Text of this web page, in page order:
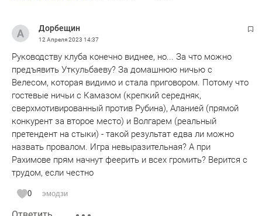
Дорбещин
12 Апреля 2023 14:37
Руководству клуба конечно виднее, но... За что можно
предъявить Уткульбаеву? За домашнюю ничью с
Велесом, которая видимо и стала приговором. Потому что
гостевые ничьи с Камазом (крепкий середняк,
сверхмотивированный против Рубина), Аланией (прямой
конкурент за второе место) и Волгарем (реальный
претендент на стыки) - такой результат едва ли можно
назвать провалом. Игра невыразительная? А при
Рахимове прям начнут феерить и всех громить? Верится с
трудом, если честно
0 эмодзи